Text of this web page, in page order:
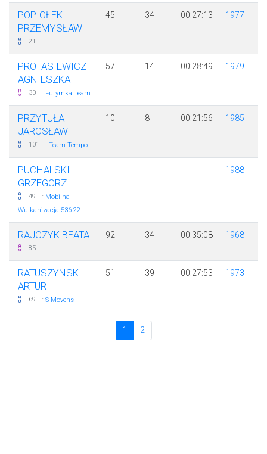
POPIOŁEK
PRZEMYSŁAW
21
45 34 00:27:13 1977
PROTASIEWICZ
AGNIESZKA
30 · Futymka Team
57 14 00:28:49 1979
PRZYTUŁA
JAROSŁAW
101 · Team Tempo
10 8 00:21:56 1985
PUCHALSKI
GRZEGORZ
49 · Mobilna
Wulkanizacja 536-22...
- - - 1988
RAJCZYK BEATA
85
92 34 00:35:08 1968
RATUSZYNSKI
ARTUR
69 · S-Movens
51 39 00:27:53 1973
1 2